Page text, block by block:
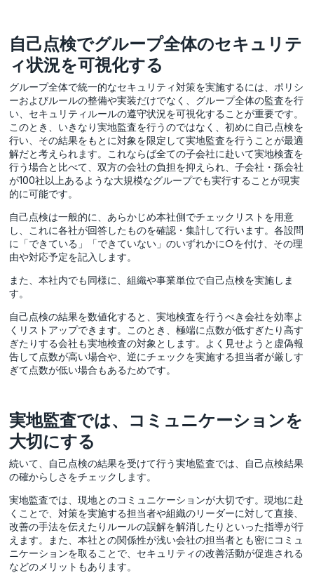
自己点検でグループ全体のセキュリテ
ィ状況を可視化する
グループ全体で統一的なセキュリティ対策を実施するには、 ポリシ
ーおよびルールの整備や実装だけでなく、 グループ全体の監査を行
い、セキュリティルールの遵守状況を可視化することが重要です。
このとき、いきなり実地監査を行うのではなく、初めに自己点検を
行い、その結果をもとに対象を限定して実地監査を行うことが最適
解だと考えられます。これならば全ての子会社に赴いて実地検査を
行う場合と比べて、双方の会社の負担を抑えられ、子会社・孫会社
が100社以上あるような大規模なグループでも実行することが現実
的に可能です。
自己点検は一般的に、あらかじめ本社側でチェックリストを用意
し、これに各社が回答したものを確認・集計して行います。各設問
に「できている」「できていない」のいずれかに○を付け、その理
由や対応予定を記入します。
また、本社内でも同様に、組織や事業単位で自己点検を実施しま
す。
自己点検の結果を数値化すると、実地検査を行うべき会社を効率よ
くリストアップできます。このとき、極端に点数が低すぎたり高す
ぎたりする会社も実地検査の対象とします。よく見せようと虚偽報
告して点数が高い場合や、逆にチェックを実施する担当者が厳しす
ぎて点数が低い場合もあるためです。
実地監査では、コミュニケーションを
大切にする
続いて、自己点検の結果を受けて行う実地監査では、自己点検結果
の確からしさをチェックします。
実地監査では、現地とのコミュニケーションが大切です。現地に赴
くことで、対策を実施する担当者や組織のリーダーに対して直接、
改善の手法を伝えたりルールの誤解を解消したりといった指導が行
えます。また、本社との関係性が浅い会社の担当者とも密にコミュ
ニケーションを取ることで、セキュリティの改善活動が促進される
などのメリットもあります。